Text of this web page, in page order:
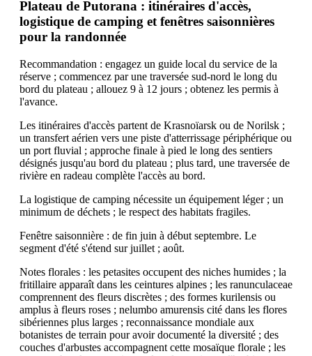
Plateau de Putorana : itinéraires d'accès,
logistique de camping et fenêtres saisonnières
pour la randonnée
Recommandation : engagez un guide local du service de la
réserve ; commencez par une traversée sud-nord le long du
bord du plateau ; allouez 9 à 12 jours ; obtenez les permis à
l'avance.
Les itinéraires d'accès partent de Krasnoïarsk ou de Norilsk ;
un transfert aérien vers une piste d'atterrissage périphérique ou
un port fluvial ; approche finale à pied le long des sentiers
désignés jusqu'au bord du plateau ; plus tard, une traversée de
rivière en radeau complète l'accès au bord.
La logistique de camping nécessite un équipement léger ; un
minimum de déchets ; le respect des habitats fragiles.
Fenêtre saisonnière : de fin juin à début septembre. Le
segment d'été s'étend sur juillet ; août.
Notes florales : les petasites occupent des niches humides ; la
fritillaire apparaît dans les ceintures alpines ; les ranunculaceae
comprennent des fleurs discrètes ; des formes kurilensis ou
amplus à fleurs roses ; nelumbo amurensis cité dans les flores
sibériennes plus larges ; reconnaissance mondiale aux
botanistes de terrain pour avoir documenté la diversité ; des
couches d'arbustes accompagnent cette mosaïque florale ; les